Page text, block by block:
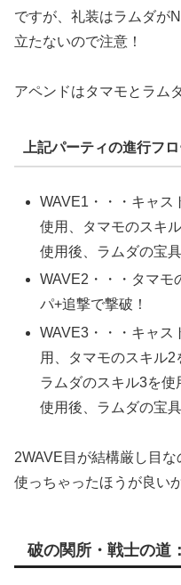
ですが、礼装はラムダが
立たないので注意！
アペンドはタマモとラム
上記パーティの進行フ
WAVE1・・・キャス
使用、タマモのスキ
使用後、ラムダの宝
WAVE2・・・タマモ
パ+追撃で撃破！
WAVE3・・・キャス
用、タマモのスキル2
ラムダのスキル3を
使用後、ラムダの宝
2WAVE目が結構厳し目
使っちゃったほうが良い
破の関所・戦士の道